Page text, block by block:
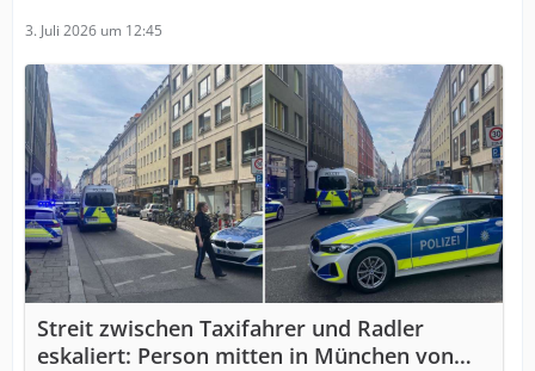
3. Juli 2026 um 12:45
Streit zwischen Taxifahrer und Radler
eskaliert: Person mitten in München von